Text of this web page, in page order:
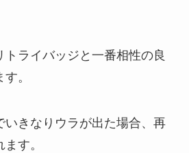
ライバッジと一番相性の良
。
いきなりウラが出た場合、再
す。